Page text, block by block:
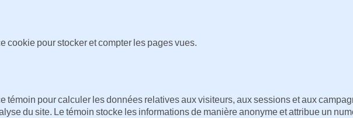
cookie pour stocker et compter les pages vues.
témoin pour calculer les données relatives aux visiteurs, aux sessions et aux
du site. Le témoin stocke les informations de manière anonyme et attribue un